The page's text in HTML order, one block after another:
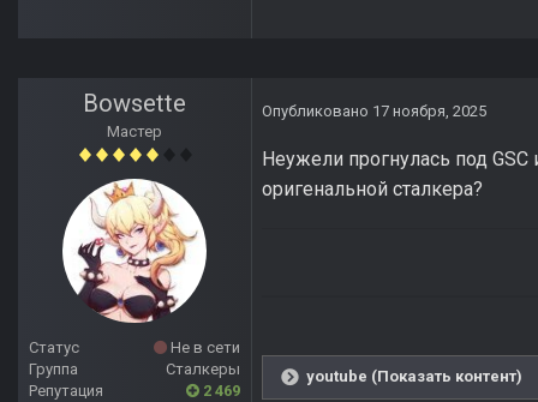
Bowsette
Мастер
Статус
Не в сети
Группа
Сталкеры
Репутация
2 469
Опубликовано 17 ноября, 2025
Неужели прогнулась под
оригенальной сталкера?
youtube (Показать контент)